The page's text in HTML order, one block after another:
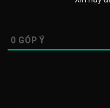
0 GÓP Ý